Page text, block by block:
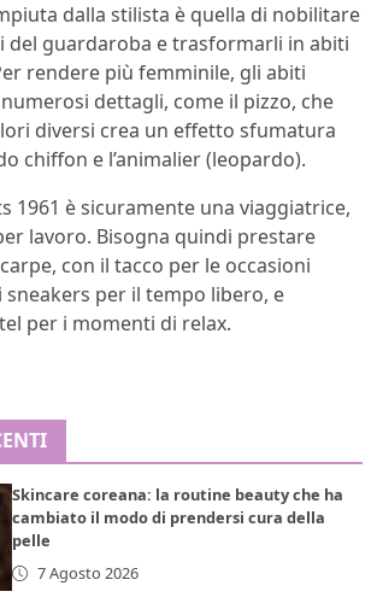
dalla stilista è quella di nobilitare
del guardaroba e trasformarli in abiti
rendere più femminile, gli abiti
dettagli, come il pizzo, che
diversi crea un effetto sfumatura
chiffon e l’animalier (leopardo).
1961 è sicuramente una viaggiatrice,
lavoro. Bisogna quindi prestare
con il tacco per le occasioni
per il tempo libero, e
per i momenti di relax.
Skincare coreana: la routine beauty che ha
cambiato il modo di prendersi cura della
pelle
7 Agosto 2026